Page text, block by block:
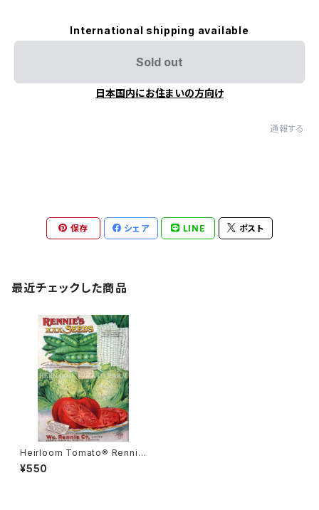
International shipping available
Sold out
日本国内にお住まいの方向け
通報する
保存 シェア LINE ポスト
最近チェックした商品
Heirloom Tomato® Renni
e's XXX Earliest Round Sca
rlet Skin エアルーム・トマト・レ
¥550